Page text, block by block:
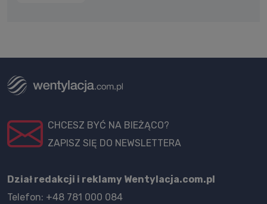
CHCESZ BYĆ NA BIEŻĄCO?
ZAPISZ SIĘ DO NEWSLETTERA
Dział redakcji i reklamy Wentylacja.com.pl
Telefon: +48 781 000 084